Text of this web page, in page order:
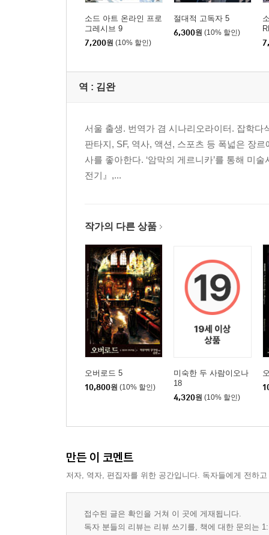
소드 아트 온라인 프로
그레시브 9
7,200원 (10% 할인)
절대적 고독자 5
6,300원 (10% 할인)
역 : 김완
서울 출생. 번역가 겸 시나리오라이터. 잡학
판타지, SF, 역사, 액션, 스포츠 등 폭넓은 장
사를 좋아한다. ‘암막의 게르니카’를 통해 미
전기』,...
작가의 다른 상품
오버로드 5
10,800원 (10% 할인)
미숙한 두 사람이오나
18
4,320원 (10% 할인)
만든 이 코멘트
저자, 역자, 편집자를 위한 공간입니다. 독자들에게 전하
접수된 글은 확인을 거쳐 이 곳에 게재됩니다.
독자 분들의 리뷰는 리뷰 쓰기를, 책에 대한 문의는